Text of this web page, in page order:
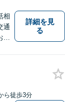
相
通
詳細を見
る
ら徒歩3分